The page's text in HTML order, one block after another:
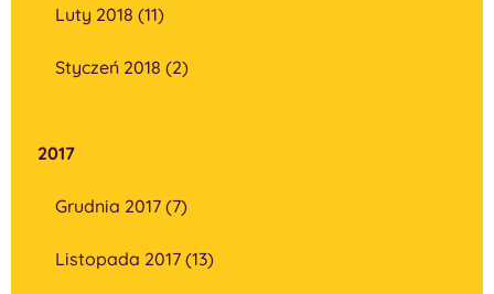
Luty 2018 (11)
Styczeń 2018 (2)
2017
Grudnia 2017 (7)
Listopada 2017 (13)